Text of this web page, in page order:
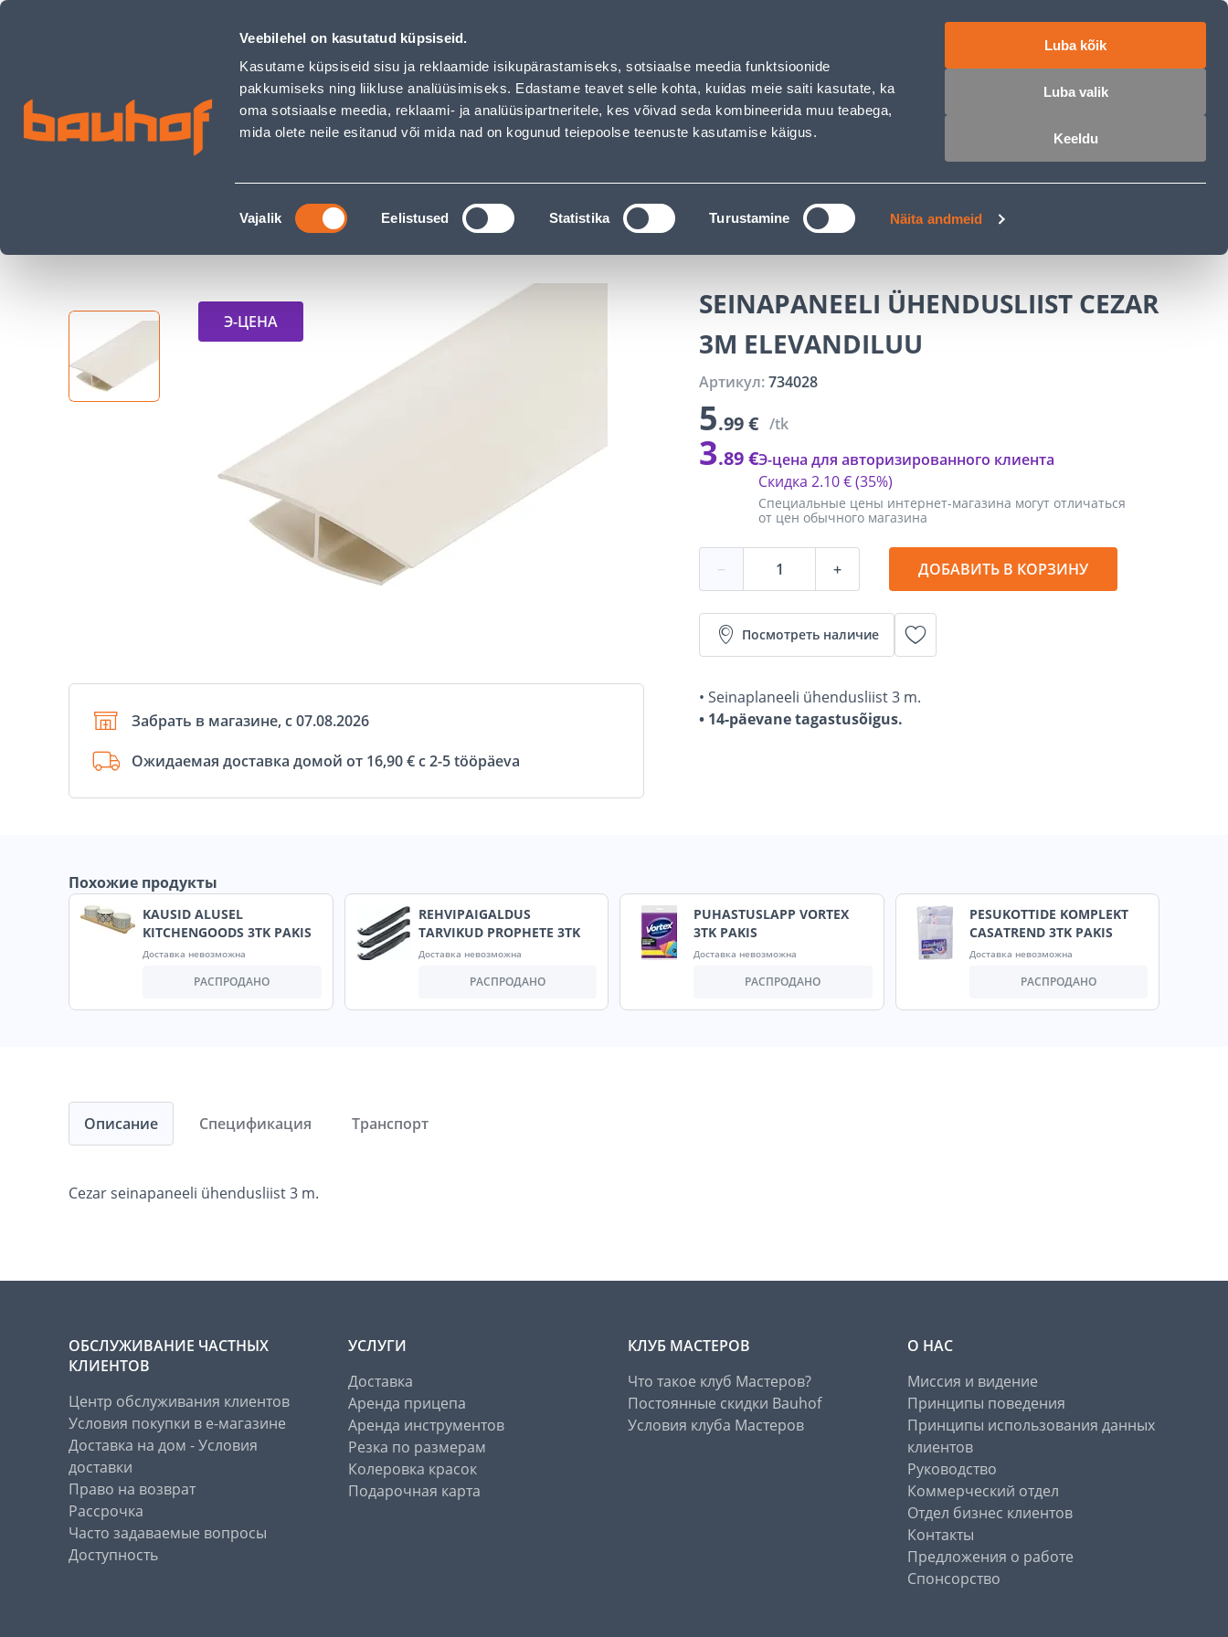
Veebilehel on kasutatud küpsiseid.
Kasutame küpsiseid sisu ja reklaamide isikupärastamiseks, sotsiaalse meedia funktsioonide
pakkumiseks ning liikluse analüüsimiseks. Edastame teavet selle kohta, kuidas meie saiti kasutate, ka
oma sotsiaalse meedia, reklaami- ja analüüsipartneritele, kes võivad seda kombineerida muu teabega,
mida olete neile esitanud või mida nad on kogunud teiepoolse teenuste kasutamise käigus.
Nõusoleku
valik
Vajalik Eelistused Statistika Turustamine Näita andmeid
Luba kõik
Luba valik
Keeldu
SEINAPANEELI ÜHENDUSLIIST CEZAR 3M ELEVANDILUU - Bauhof has loaded ETRUEN
ПОИСК Войти Корзина
ТОВАРЫ КЛУБ МАСТЕРОВ БЛОГИ
Строительный магазин Bauhof Внутренняя отделка Настенные покрытия
Молдинги для стеновых панелей
SEINAPANEELI ÜHENDUSLIIST CEZAR 3M ELEVANDILUU
Э-ЦЕНА
Забрать в магазине, с 07.08.2026
Ожидаемая доставка домой от 16,90 € с 2-5 tööpäeva
SEINAPANEELI ÜHENDUSLIIST CEZAR
3M ELEVANDILUU
Артикул:734028
5.99 € /tk
3.89 €
Специальные цены интернет-магазина могут отличаться
от цен обычного магазина
Скидка 2.10 €(35%)
Э-цена для авторизированного клиента
− + ДОБАВИТЬ В КОРЗИНУ
Посмотреть наличие
• Seinaplaneeli ühendusliist 3 m.
• 14-päevane tagastusõigus.
Похожие продукты
KAUSID ALUSEL
KITCHENGOODS 3TK PAKIS
Доставка невозможна
РАСПРОДАНО
REHVIPAIGALDUS
TARVIKUD PROPHETE 3TK
Доставка невозможна
РАСПРОДАНО
PUHASTUSLAPP VORTEX
3TK PAKIS
Доставка невозможна
РАСПРОДАНО
PESUKOTTIDE KOMPLEKT
CASATREND 3TK PAKIS
Доставка невозможна
РАСПРОДАНО
Описание
Cezar seinapaneeli ühendusliist 3 m.
Спецификация Транспорт
ОБСЛУЖИВАНИЕ ЧАСТНЫХ
КЛИЕНТОВ
Центр обслуживания клиентов
Условия покупки в е-магазине
Доставка на дом - Условия
доставки
Право на возврат
Рассрочка
Часто задаваемые вопросы
Доступность
УСЛУГИ
Доставка
Аренда прицепа
Аренда инструментов
Резка по размерам
Колеровка красок
Подарочная карта
КЛУБ МАСТЕРОВ
Что такое клуб Мастеров?
Постоянные скидки Bauhof
Условия клуба Мастеров
О НАС
Миссия и видение
Принципы поведения
Принципы использования данных
клиентов
Руководство
Коммерческий отдел
Отдел бизнес клиентов
Контакты
Предложения о работе
Спонсорство